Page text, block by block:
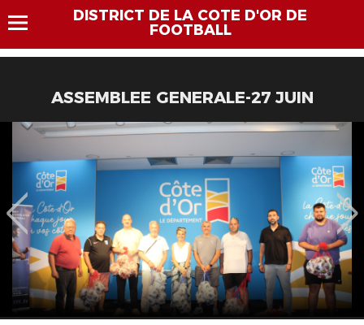
DISTRICT DE LA COTE D'OR DE
FOOTBALL
ASSEMBLEE GENERALE-27 JUIN